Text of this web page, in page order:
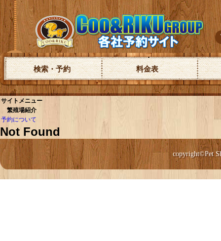
検索・予約 料金表
サイトメニュー
繁殖場紹介
予約について
Not Found
copyright©Pet